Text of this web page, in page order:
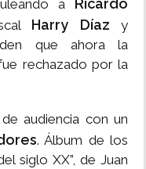
a Ricardo
Harry Díaz y
que ahora la
rechazado por la
audiencia con un
. Álbum de los
siglo XX”, de Juan